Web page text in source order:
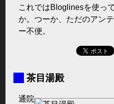
これではBloglinesを使っ
か。つーか、ただのアン
ー不便。
茶目湯殿
通院